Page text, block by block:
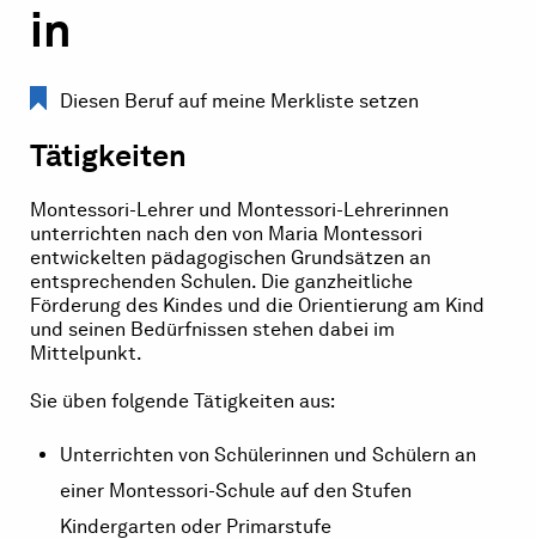
in
Diesen Beruf auf meine Merkliste setzen
Tätigkeiten
Montessori-Lehrer und Montessori-Lehrerinnen
unterrichten nach den von Maria Montessori
entwickelten pädagogischen Grundsätzen an
entsprechenden Schulen. Die ganzheitliche
Förderung des Kindes und die Orientierung am Kind
und seinen Bedürfnissen stehen dabei im
Mittelpunkt.
Sie üben folgende Tätigkeiten aus:
Unterrichten von Schülerinnen und Schülern an
einer Montessori-Schule auf den Stufen
Kindergarten oder Primarstufe